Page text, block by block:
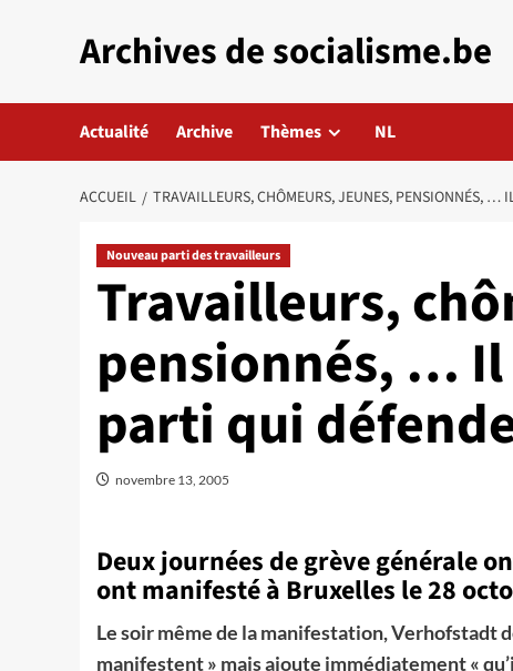
Archives de socialisme.be
Actualité Archive Thèmes NL
ACCUEIL TRAVAILLEURS, CHÔMEURS, JEUNES, PENSIONNÉS, …
Nouveau parti des travailleurs
Travailleurs,
pensionnés, …
parti qui
novembre 13, 2005
Deux journées de grève générale
ont manifesté à Bruxelles le 28
Le soir même de la manifestation, Verhofstadt
manifestent » mais ajoute immédiatement «